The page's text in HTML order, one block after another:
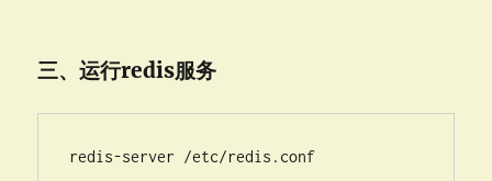
三、运行redis服务
redis-server /etc/redis.conf